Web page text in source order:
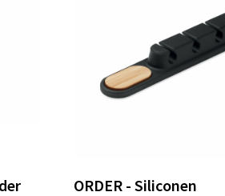
ORDER - Siliconen